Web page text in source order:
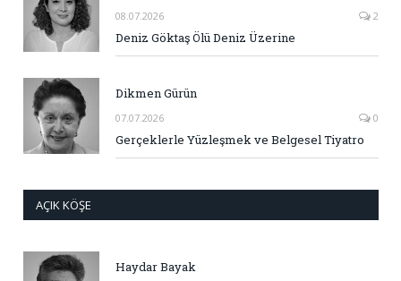
08.07.2026 2
Deniz Göktaş Ölü Deniz Üzerine
Dikmen Gürün
07.07.2026 0
Gerçeklerle Yüzleşmek ve Belgesel Tiyatro
AÇIK KÖŞE
Haydar Bayak